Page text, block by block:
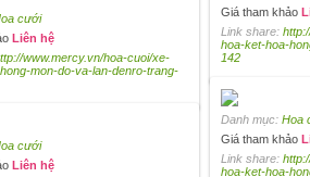
Giá tham khảo
Link share:
hoa-ket-hoa-
142
cưới
Liên hệ
www.mercy.vn/hoa-cuoi/xe-
mon-do-va-lan-denro-trang-
Danh mục: Hoa
Giá tham khảo
Link share:
hoa-ket-hoa-
cưới
Liên hệ